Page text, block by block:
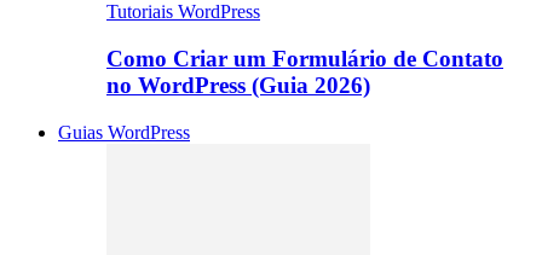
Tutoriais WordPress
Como Criar um Formulário de Contato
no WordPress (Guia 2026)
Guias WordPress